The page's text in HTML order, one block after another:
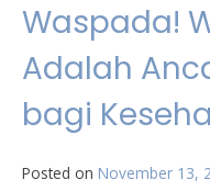
Waspada!
Adalah
bagi
Posted on November 13,